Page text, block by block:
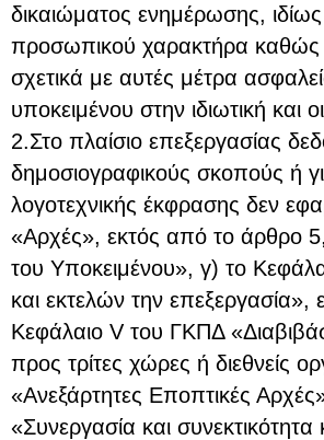
δικαιώματος ενημέρωσης,
προσωπικού χαρακτήρα καθώς
σχετικά με αυτές μέτρα
υποκειμένου στην ιδιωτική και
2.Στο πλαίσιο επεξεργασίας
δημοσιογραφικούς σκοπούς ή
λογοτεχνικής έκφρασης δεν
«Αρχές», εκτός από το άρθρο
του Υποκειμένου», γ) το
και εκτελών την
Κεφάλαιο V του ΓΚΠΔ
προς τρίτες χώρες ή διεθνείς
«Ανεξάρτητες Εποπτικές
«Συνεργασία και